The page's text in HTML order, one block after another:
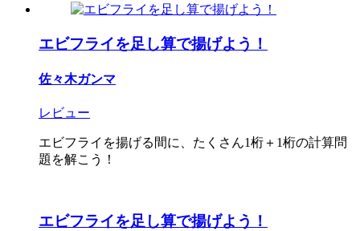
エビフライを足し算で揚げよう！
佐々木ガンマ
レビュー
エビフライを揚げる間に、たくさん1桁＋1桁の計算問
題を解こう！
エビフライを足し算で揚げよう！